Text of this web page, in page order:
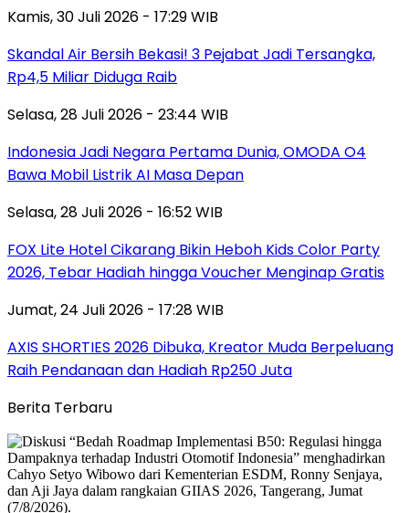
Kamis, 30 Juli 2026 - 17:29 WIB
Skandal Air Bersih Bekasi! 3 Pejabat Jadi Tersangka,
Rp4,5 Miliar Diduga Raib
Selasa, 28 Juli 2026 - 23:44 WIB
Indonesia Jadi Negara Pertama Dunia, OMODA O4
Bawa Mobil Listrik AI Masa Depan
Selasa, 28 Juli 2026 - 16:52 WIB
FOX Lite Hotel Cikarang Bikin Heboh Kids Color Party
2026, Tebar Hadiah hingga Voucher Menginap Gratis
Jumat, 24 Juli 2026 - 17:28 WIB
AXIS SHORTIES 2026 Dibuka, Kreator Muda Berpeluang
Raih Pendanaan dan Hadiah Rp250 Juta
Berita Terbaru